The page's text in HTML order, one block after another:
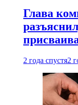
Глава
2 года спустя2